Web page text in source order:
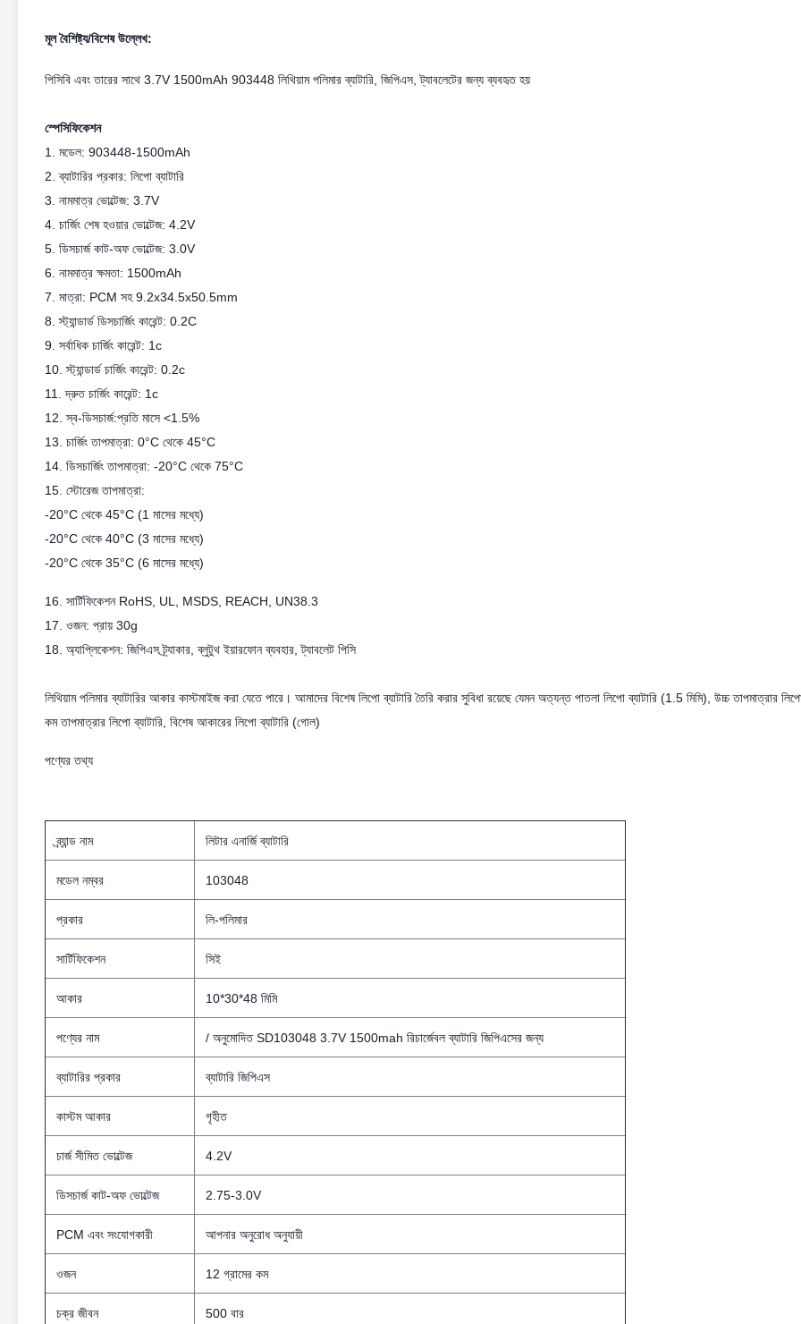
মূল বৈশিষ্ট্য/বিশেষ উল্লেখ:
পিসিবি এবং তারের সাথে 3.7V 1500mAh 903448 লিথিয়াম পলিমার ব্যাটারি, জিপিএস, ট্যাবলেটের জন্য ব্যবহৃত হয়
স্পেসিফিকেশন
1. মডেল: 903448-1500mAh
2. ব্যাটারির প্রকার: লিপো ব্যাটারি
3. নামমাত্র ভোল্টেজ: 3.7V
4. চার্জিং শেষ হওয়ার ভোল্টেজ: 4.2V
5. ডিসচার্জ কাট-অফ ভোল্টেজ: 3.0V
6. নামমাত্র ক্ষমতা: 1500mAh
7. মাত্রা: PCM সহ 9.2x34.5x50.5mm
8. স্ট্যান্ডার্ড ডিসচার্জিং কারেন্ট: 0.2C
9. সর্বাধিক চার্জিং কারেন্ট: 1c
10. স্ট্যান্ডার্ড চার্জিং কারেন্ট: 0.2c
11. দ্রুত চার্জিং কারেন্ট: 1c
12. স্ব-ডিসচার্জ:প্রতি মাসে <1.5%
13. চার্জিং তাপমাত্রা: 0°C থেকে 45°C
14. ডিসচার্জিং তাপমাত্রা: -20°C থেকে 75°C
15. স্টোরেজ তাপমাত্রা:
-20°C থেকে 45°C (1 মাসের মধ্যে)
-20°C থেকে 40°C (3 মাসের মধ্যে)
-20°C থেকে 35°C (6 মাসের মধ্যে)
16. সার্টিফিকেশন RoHS, UL, MSDS, REACH, UN38.3
17. ওজন: প্রায় 30g
18. অ্যাপ্লিকেশন: জিপিএস ট্র্যাকার, ব্লুটুথ ইয়ারফোন ব্যবহার, ট্যাবলেট পিসি
লিথিয়াম পলিমার ব্যাটারির আকার কাস্টমাইজ করা যেতে পারে। আমাদের বিশেষ লিপো ব্যাটারি তৈরি করার সুবিধা রয়েছে যেমন অত্যন্ত পাতলা লিপো ব্যাটারি (1.5 মিমি), উচ্চ তাপমাত্রার লিপো
কম তাপমাত্রার লিপো ব্যাটারি, বিশেষ আকারের লিপো ব্যাটারি (গোল)
পণ্যের তথ্য
ব্র্যান্ড নাম লিটার এনার্জি ব্যাটারি
মডেল নম্বর 103048
প্রকার লি-পলিমার
সার্টিফিকেশন সিই
আকার 10*30*48 মিমি
পণ্যের নাম / অনুমোদিত SD103048 3.7V 1500mah রিচার্জেবল ব্যাটারি জিপিএসের জন্য
ব্যাটারির প্রকার ব্যাটারি জিপিএস
কাস্টম আকার গৃহীত
চার্জ সীমিত ভোল্টেজ 4.2V
ডিসচার্জ কাট-অফ ভোল্টেজ 2.75-3.0V
PCM এবং সংযোগকারী আপনার অনুরোধ অনুযায়ী
ওজন 12 গ্রামের কম
চক্র জীবন 500 বার